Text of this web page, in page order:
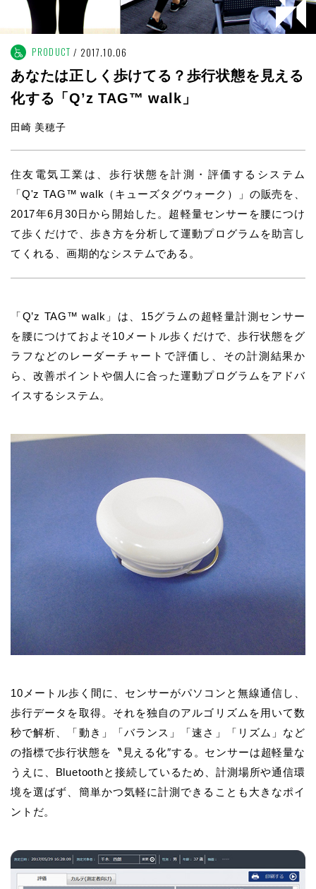
PRODUCT 2017.10.06
あなたは正しく歩けてる？歩行状態を見える
化する「Q’z TAG™ walk」
田崎 美穂子
住友電気工業は、歩行状態を計測・評価するシステム
「Q'z TAG™ walk（キューズタグウォーク）」の販売を、
2017年6月30日から開始した。超軽量センサーを腰につけ
て歩くだけで、歩き方を分析して運動プログラムを助言し
てくれる、画期的なシステムである。
「Q’z TAG™ walk」は、15グラムの超軽量計測センサー
を腰につけておよそ10メートル歩くだけで、歩行状態をグ
ラフなどのレーダーチャートで評価し、その計測結果か
ら、改善ポイントや個人に合った運動プログラムをアドバ
イスするシステム。
10メートル歩く間に、センサーがパソコンと無線通信し、
歩行データを取得。それを独自のアルゴリズムを用いて数
秒で解析、「動き」「バランス」「速さ」「リズム」など
の指標で歩行状態を〝見える化″する。センサーは超軽量な
うえに、Bluetoothと接続しているため、計測場所や通信環
境を選ばず、簡単かつ気軽に計測できることも大きなポイ
ントだ。